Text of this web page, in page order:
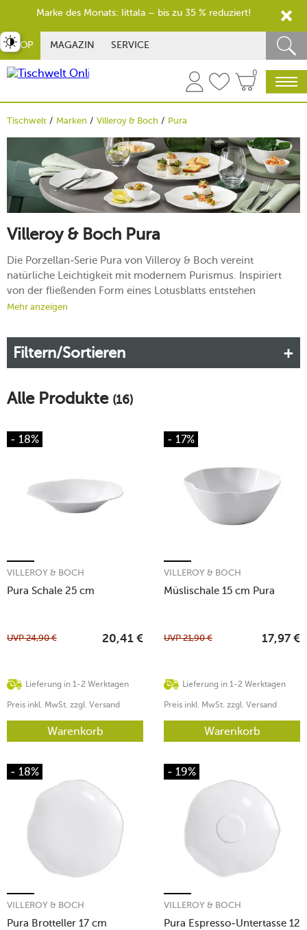
SHOP MAGAZIN SERVICE
0
Tischwelt Marken Villeroy & Boch Pura
Villeroy & Boch Pura
Die Porzellan-Serie Pura von Villeroy & Boch vereint
natürliche Leichtigkeit mit modernem Purismus. Inspiriert
von der fließenden Form eines Lotusblatts entstehen
harmonische Linien und eine elegante Silhouette, die Speisen
Bone Porcelain überzeugt die Kollektion durch feine Haptik,
Alltagstauglichkeit und zeitlose Ästhetik für anspruchsvolle
Tischkultur.
Mehr anzeigen
Filtern/Sortieren
Alle Produkte (16)
- 18%
Pura Schale 25 cm
VILLEROY & BOCH
Lieferung in 1-2 Werktagen
UVP24,90 € 20,41 €
Preis inkl. MwSt. zzgl. Versand
Warenkorb
- 17%
Müslischale 15 cm Pura
VILLEROY & BOCH
Lieferung in 1-2 Werktagen
UVP21,90 € 17,97 €
Preis inkl. MwSt. zzgl. Versand
Warenkorb
- 18%
Pura Brotteller 17 cm
VILLEROY & BOCH
- 19%
Pura Espresso-Untertasse 12
VILLEROY & BOCH
umschalten
Marke des Monats: Iittala – bis zu 35 % reduziert!